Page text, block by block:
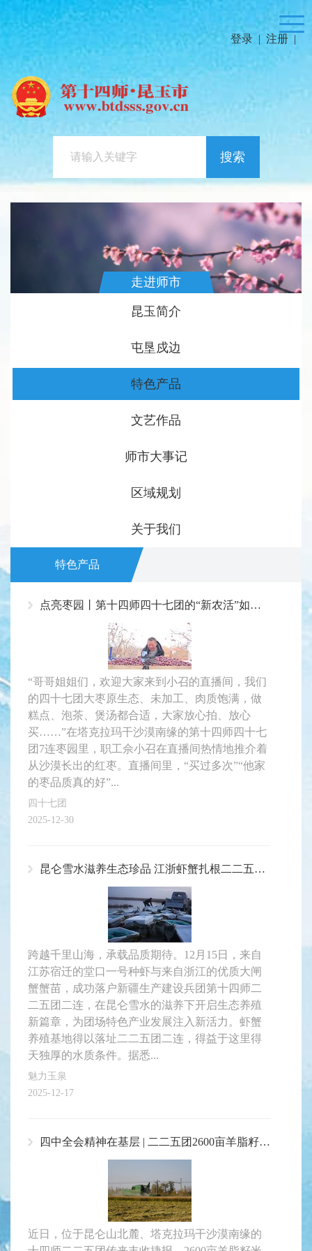
登录 | 注册 |
搜索
走进师市
昆玉简介
屯垦戍边
特色产品
文艺作品
师市大事记
区域规划
关于我们
特色产品
点亮枣园丨第十四师四十七团的“新农活”如何打通致富路
“哥哥姐姐们，欢迎大家来到小召的直播间，我们
的四十七团大枣原生态、未加工、肉质饱满，做
糕点、泡茶、煲汤都合适，大家放心拍、放心
买……”在塔克拉玛干沙漠南缘的第十四师四十七
团7连枣园里，职工佘小召在直播间热情地推介着
从沙漠长出的红枣。直播间里，“买过多次”“他家
的枣品质真的好”...
四十七团
2025-12-30
昆仑雪水滋养生态珍品 江浙虾蟹扎根二二五团拉依苏
跨越千里山海，承载品质期待。12月15日，来自
江苏宿迁的堂口一号种虾与来自浙江的优质大闸
蟹蟹苗，成功落户新疆生产建设兵团第十四师二
二五团二连，在昆仑雪水的滋养下开启生态养殖
新篇章，为团场特色产业发展注入新活力。虾蟹
养殖基地得以落址二二五团二连，得益于这里得
天独厚的水质条件。据悉...
魅力玉泉
2025-12-17
四中全会精神在基层 | 二二五团2600亩羊脂籽米采收圆满完成 盐碱地收获1300吨 “金稻谷”
近日，位于昆仑山北麓、塔克拉玛干沙漠南缘的